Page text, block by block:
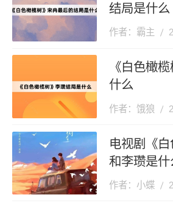
结局是什么
作者：霸主
《白色橄
什么
作者：饿狼
电视剧《
和李瓒是什
作者：小蝶